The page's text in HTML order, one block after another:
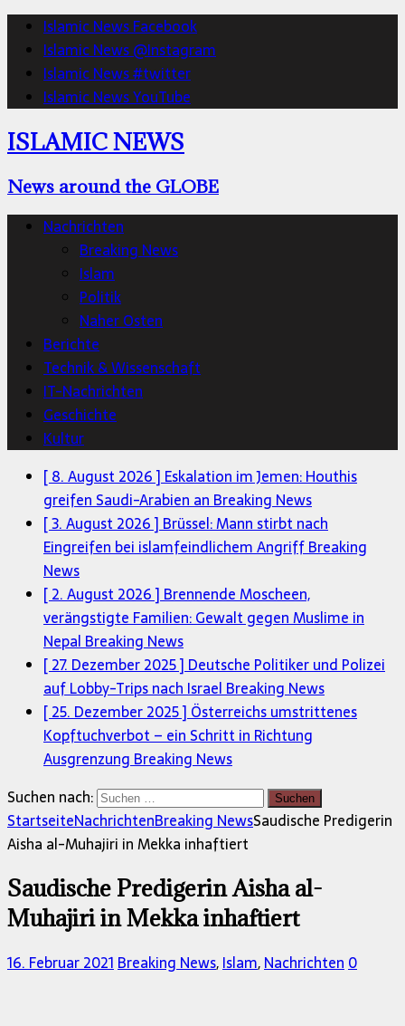
Islamic News Facebook
Islamic News @Instagram
Islamic News #twitter
Islamic News YouTube
ISLAMIC NEWS
News around the GLOBE
Nachrichten
Breaking News
Islam
Politik
Naher Osten
Berichte
Technik & Wissenschaft
IT-Nachrichten
Geschichte
Kultur
[ 8. August 2026 ] Eskalation im Jemen: Houthis
greifen Saudi-Arabien an Breaking News
[ 3. August 2026 ] Brüssel: Mann stirbt nach
Eingreifen bei islamfeindlichem AngriffBreaking
News
[ 2. August 2026 ] Brennende Moscheen,
verängstigte Familien: Gewalt gegen Muslime in
Nepal Breaking News
[ 27. Dezember 2025 ] Deutsche Politiker und Polizei
auf Lobby-Trips nach Israel Breaking News
[ 25. Dezember 2025 ] Österreichs umstrittenes
Kopftuchverbot – ein Schritt in Richtung
Ausgrenzung Breaking News
Suchen nach:
StartseiteNachrichtenBreaking NewsSaudische Predigerin
Aisha al-Muhajiri in Mekka inhaftiert
Saudische Predigerin Aisha al-
Muhajiri in Mekka inhaftiert
16. Februar 2021Breaking News,Islam,Nachrichten0